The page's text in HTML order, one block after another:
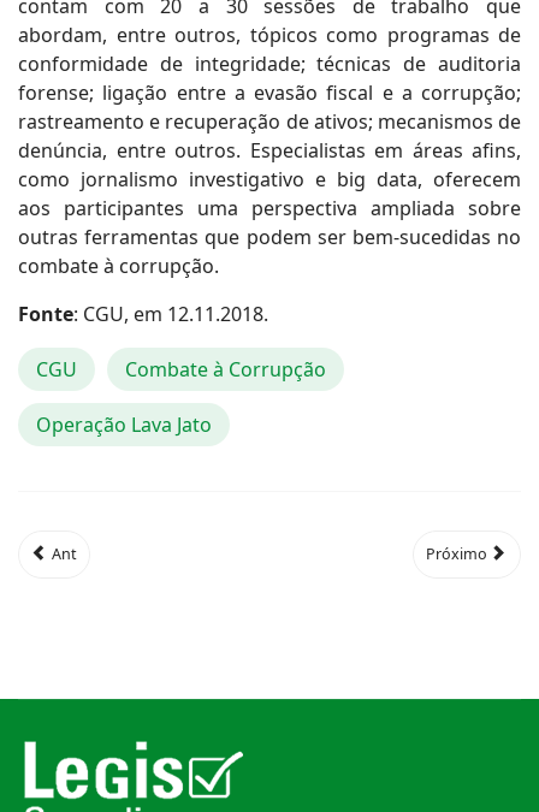
contam com 20 a 30 sessões de trabalho que
abordam, entre outros, tópicos como programas de
conformidade de integridade; técnicas de auditoria
forense; ligação entre a evasão fiscal e a corrupção;
rastreamento e recuperação de ativos; mecanismos de
denúncia, entre outros. Especialistas em áreas afins,
como jornalismo investigativo e big data, oferecem
aos participantes uma perspectiva ampliada sobre
outras ferramentas que podem ser bem-sucedidas no
combate à corrupção.
Fonte: CGU, em 12.11.2018.
CGU Combate à Corrupção
Operação Lava Jato
Ant Próximo